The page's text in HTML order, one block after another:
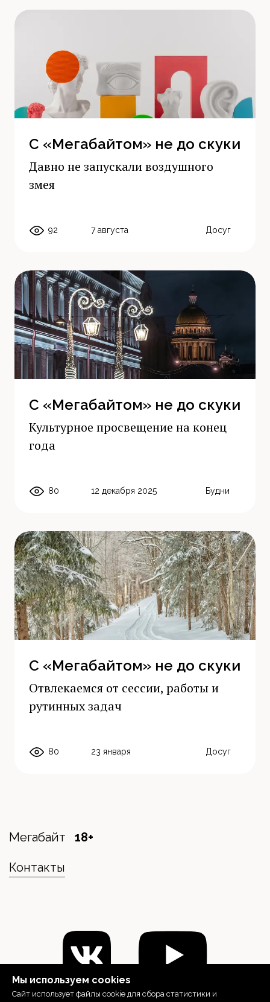
С «Мегабайтом» не до скуки
Давно не запускали воздушного
змея
92 7 августа Досуг
С «Мегабайтом» не до скуки
Культурное просвещение на конец
года
80 12 декабря 2025 Будни
С «Мегабайтом» не до скуки
Отвлекаемся от сессии, работы и
рутинных задач
80 23 января Досуг
Мегабайт 18+
Контакты
Мы используем cookies
Сайт использует файлы cookie для сбора статистики и